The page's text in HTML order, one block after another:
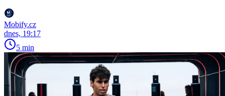
Mobify.cz
dnes, 19:17
5 min